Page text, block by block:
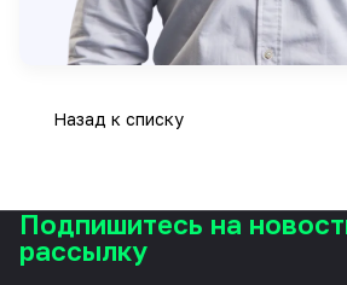
Назад к списку
Подпишитесь на
рассылку